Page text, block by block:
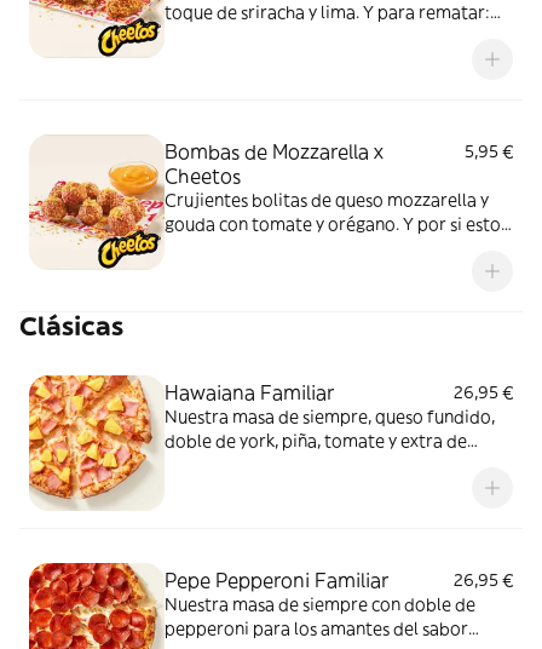
toque de sriracha y lima. Y para rematar:
acompañados de nuestra salsa Quesabrosa.
Bombas de Mozzarella x
Cheetos
5,95 €
Crujientes bolitas de queso mozzarella y
gouda con tomate y orégano. Y por si esto
de Cheetos acompañado de nuestra salsa
Clásicas
Hawaiana Familiar
26,95 €
Nuestra masa de siempre, queso fundido,
doble de york, piña, tomate y extra de
Pepe Pepperoni Familiar
26,95 €
Nuestra masa de siempre con doble de
pepperoni para los amantes del sabor